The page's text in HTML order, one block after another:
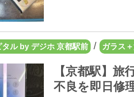
タル by デジホ 京都駅前 / ガラス
【京都駅】
不良を即日修